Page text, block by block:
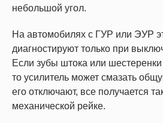
небольшой угол.
На автомобилях с ГУР или ЭУР
диагностируют только при
Если зубы штока или
то усилитель может смазать
его отключают, все получается
механической рейке.